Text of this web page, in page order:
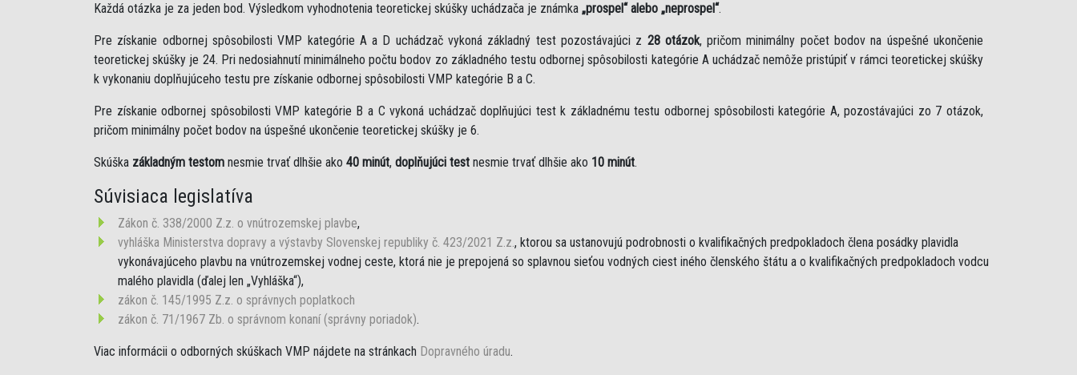
Každá otázka je za jeden bod. Výsledkom vyhodnotenia teoretickej skúšky uchádzača je známka „prospel“ alebo „neprospel“.
Pre získanie odbornej spôsobilosti VMP kategórie A a D uchádzač vykoná základný test pozostávajúci z 28 otázok, pričom minimálny počet bodov na úspešné ukončenie
teoretickej skúšky je 24. Pri nedosiahnutí minimálneho počtu bodov zo základného testu odbornej spôsobilosti kategórie A uchádzač nemôže pristúpiť v rámci teoretickej skúšky
k vykonaniu doplňujúceho testu pre získanie odbornej spôsobilosti VMP kategórie B a C.
Pre získanie odbornej spôsobilosti VMP kategórie B a C vykoná uchádzač doplňujúci test k základnému testu odbornej spôsobilosti kategórie A, pozostávajúci zo 7 otázok,
pričom minimálny počet bodov na úspešné ukončenie teoretickej skúšky je 6.
Skúška základným testom nesmie trvať dlhšie ako 40 minút, doplňujúci test nesmie trvať dlhšie ako 10 minút.
Súvisiaca legislatíva
Zákon č. 338/2000 Z.z. o vnútrozemskej plavbe,
vyhláška Ministerstva dopravy a výstavby Slovenskej republiky č. 423/2021 Z.z., ktorou sa ustanovujú podrobnosti o kvalifikačných predpokladoch člena posádky plavidla
vykonávajúceho plavbu na vnútrozemskej vodnej ceste, ktorá nie je prepojená so splavnou sieťou vodných ciest iného členského štátu a o kvalifikačných predpokladoch vodcu
malého plavidla (ďalej len „Vyhláška“),
zákon č. 145/1995 Z.z. o správnych poplatkoch
zákon č. 71/1967 Zb. o správnom konaní (správny poriadok).
Viac informácii o odborných skúškach VMP nájdete na stránkach Dopravného úradu.